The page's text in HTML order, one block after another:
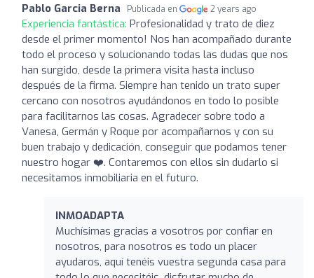
Pablo Garcia Berna Publicada en 2 years ago
Experiencia fantástica: Profesionalidad y trato de diez
desde el primer momento! Nos han acompañado durante
todo el proceso y solucionando todas las dudas que nos
han surgido, desde la primera visita hasta incluso
después de la firma. Siempre han tenido un trato super
cercano con nosotros ayudándonos en todo lo posible
para facilitarnos las cosas. Agradecer sobre todo a
Vanesa, Germán y Roque por acompañarnos y con su
buen trabajo y dedicación, conseguir que podamos tener
nuestro hogar ❤️. Contaremos con ellos sin dudarlo si
necesitamos inmobiliaria en el futuro.
INMOADAPTA
Muchísimas gracias a vosotros por confiar en
nosotros, para nosotros es todo un placer
ayudaros, aquí tenéis vuestra segunda casa para